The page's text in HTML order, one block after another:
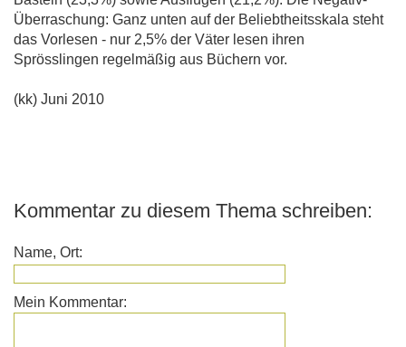
Überraschung: Ganz unten auf der Beliebtheitsskala steht
das Vorlesen - nur 2,5% der Väter lesen ihren
Sprösslingen regelmäßig aus Büchern vor.
(kk) Juni 2010
Kommentar zu diesem Thema schreiben:
Name, Ort:
Mein Kommentar: